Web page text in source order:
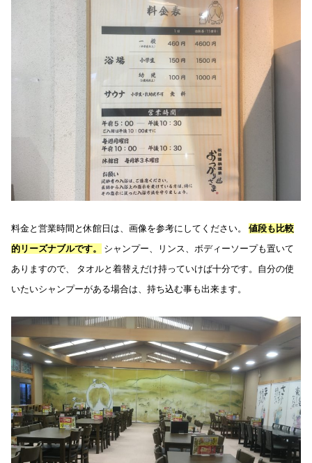
料金と営業時間と休館日は、画像を参考にしてください。 値段も比較
的リーズナブルです。
シャンプー、リンス、ボディーソープも置いて
ありますので、 タオルと着替えだけ持っていけば十分です。自分の使
いたいシャンプーがある場合は、持ち込む事も出来ます。